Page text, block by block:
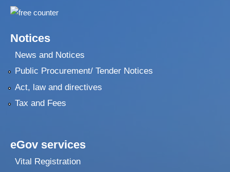
Notices
News and Notices
Public Procurement/ Tender Notices
Act, law and directives
Tax and Fees
eGov services
Vital Registration